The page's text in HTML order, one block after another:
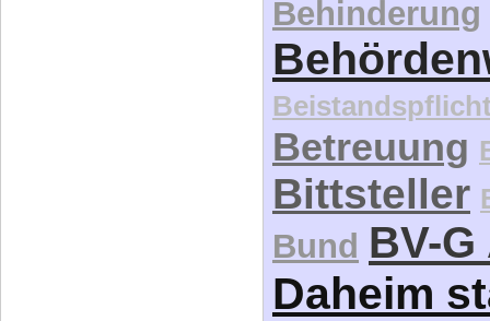
Behinderung
Betreuung
Bittsteller
Bund BV-
Daheim